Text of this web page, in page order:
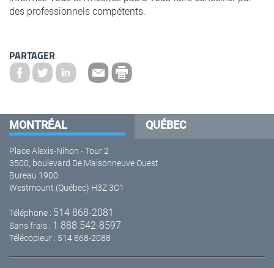
des professionnels compétents.
PARTAGER
MONTRÉAL QUÉBEC
Place Alexis-Nihon - Tour 2
3500, boulevard De Maisonneuve Ouest
Bureau 1900
Westmount (Québec) H3Z 3C1
Téléphone : 514 868-2081
Sans frais : 1 888 542-8597
Télécopieur : 514 868-2088